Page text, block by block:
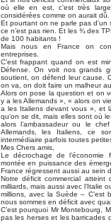
où elle en est, c’est très
considérées comme on aurait dû.
Et pourtant on ne parle pas d’un
ce n’est pas rien. Et les ¾ des
de 100 habitants !
Mais nous en France on
entreprises.
C’est frappant quand on est
Défense. On voit nos grands
soutient, on défend leur cause.
on va, on doit faire un malheur
Alors on pose la question et on
y a les Allemands », « alors on
a les Italiens devant vous », et
qu’on se dit, mais elles sont où
alors l’ambassadeur ou le
Allemands, les Italiens, ce
intermédiaire parfois toutes
Mes Chers amis,
Le décrochage de l’économie
montée en puissance des
France régressent aussi au sein
Notre déficit commercial atteint
milliards, mais aussi avec l’Italie
millions, avec la Suède – C’est
nous sommes en déficit avec
C’est pourquoi Mr Montebourg,
pas les herses et les barricades